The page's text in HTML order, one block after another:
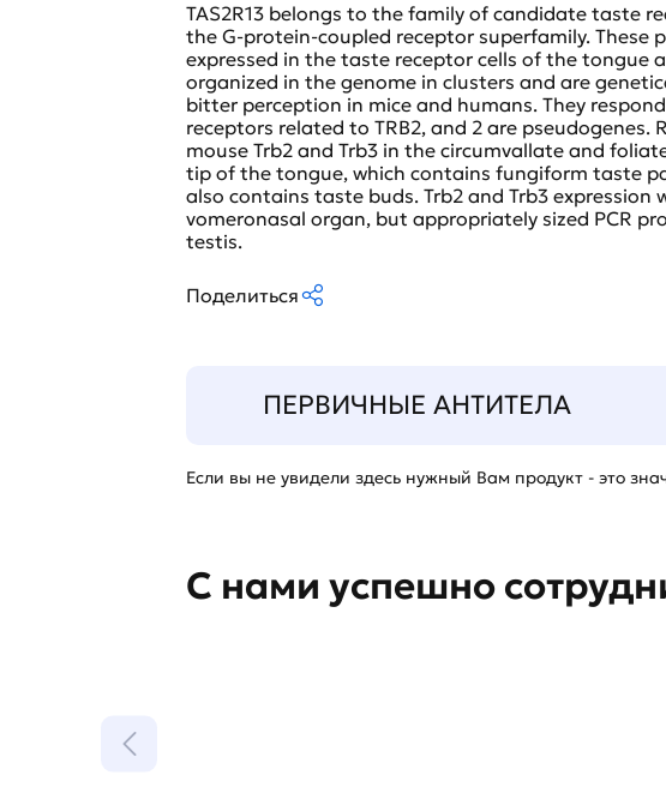
TAS2R13 belongs to the family of candidate taste
the G-protein-coupled receptor superfamily. These
expressed in the taste receptor cells of the tongue
organized in the genome in clusters and are
bitter perception in mice and humans. They
receptors related to TRB2, and 2 are pseudogenes.
mouse Trb2 and Trb3 in the circumvallate and
tip of the tongue, which contains fungiform taste
also contains taste buds. Trb2 and Trb3 expression
vomeronasal organ, but appropriately sized PCR
testis.
Поделиться
ПЕРВИЧНЫЕ АНТИТЕЛА
Если вы не увидели здесь нужный Вам продукт - это
С нами успешно